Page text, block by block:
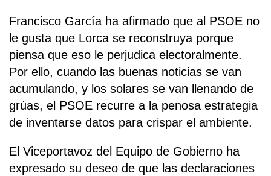
Francisco García ha afirmado que al PSOE no
le gusta que Lorca se reconstruya porque
piensa que eso le perjudica electoralmente.
Por ello, cuando las buenas noticias se van
acumulando, y los solares se van llenando de
grúas, el PSOE recurre a la penosa estrategia
de inventarse datos para crispar el ambiente.
El Viceportavoz del Equipo de Gobierno ha
expresado su deseo de que las declaraciones